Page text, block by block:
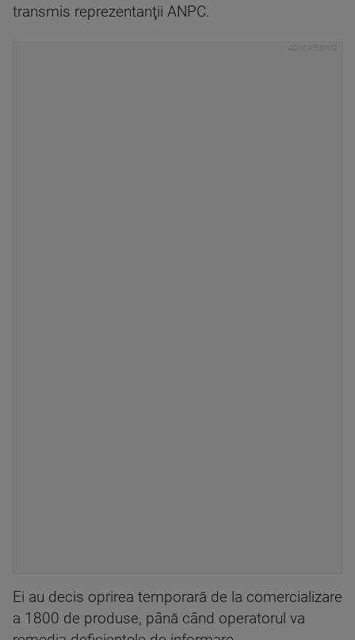
transmis reprezentanţii ANPC.
Ei au decis oprirea temporară de la comercializare
a 1800 de produse, până când operatorul va